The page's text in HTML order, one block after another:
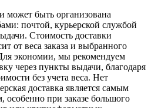
может быть организована
почтой, курьерской службой
Стоимость доставки
от веса заказа и выбранного
экономии, мы рекомендуем
через пункты выдачи, благодаря
без учета веса. Нет
доставка является самым
особенно при заказе большого